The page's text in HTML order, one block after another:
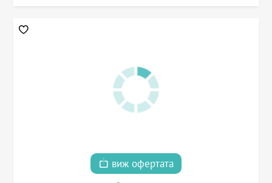
виж офертата